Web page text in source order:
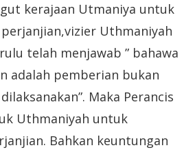
kerajaan Utmaniya untuk
Uthmaniyah
telah menjawab ” bahawa
adalah pemberian bukan
Maka Perancis
Uthmaniyah untuk
Bahkan keuntungan